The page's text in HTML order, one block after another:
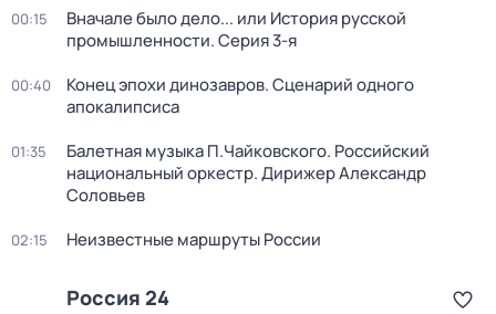
00:15
Вначале было дело... или История русской
промышленности. Серия 3-я
00:40
Конец эпохи динозавров. Сценарий одного
апокалипсиса
01:35
Балетная музыка П.Чайковского. Российский
национальный оркестр. Дирижер Александр
Соловьев
02:15 Неизвестные маршруты России
Россия 24